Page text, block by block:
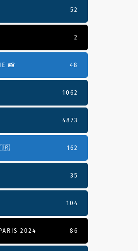
52
2
📸 48
1062
4873
🇫🇷 162
35
104
2024 86